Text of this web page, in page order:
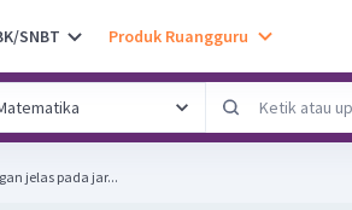
SNBT Produk Ruangguru
jelas pada jar...